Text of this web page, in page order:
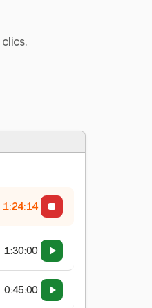
1:24:15
1:30:00
0:45:00